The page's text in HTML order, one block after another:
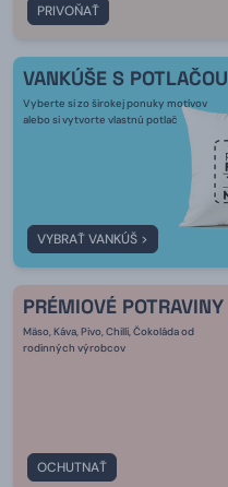
PRIVOŇAŤ
VANKÚŠE S POTLAČOU
Vyberte si zo širokej ponuky motívov
alebo si vytvorte vlastnú potlač
VYBRAŤ VANKÚŠ >
PRÉMIOVÉ POTRAVINY
Mäso, Káva, Pivo, Chilli, Čokoláda od
rodinných výrobcov
OCHUTNAŤ